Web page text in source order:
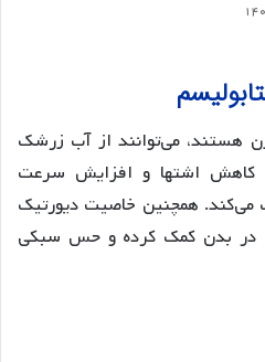
هستند، می‌توانند از آب زرشک
کاهش اشتها و افزایش سرعت
همچنین خاصیت دیورتیک
بدن کمک کرده و حس سبکی